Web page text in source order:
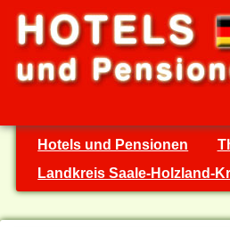
Hotels und Pensionen
Landkreis Saale-Holzland-